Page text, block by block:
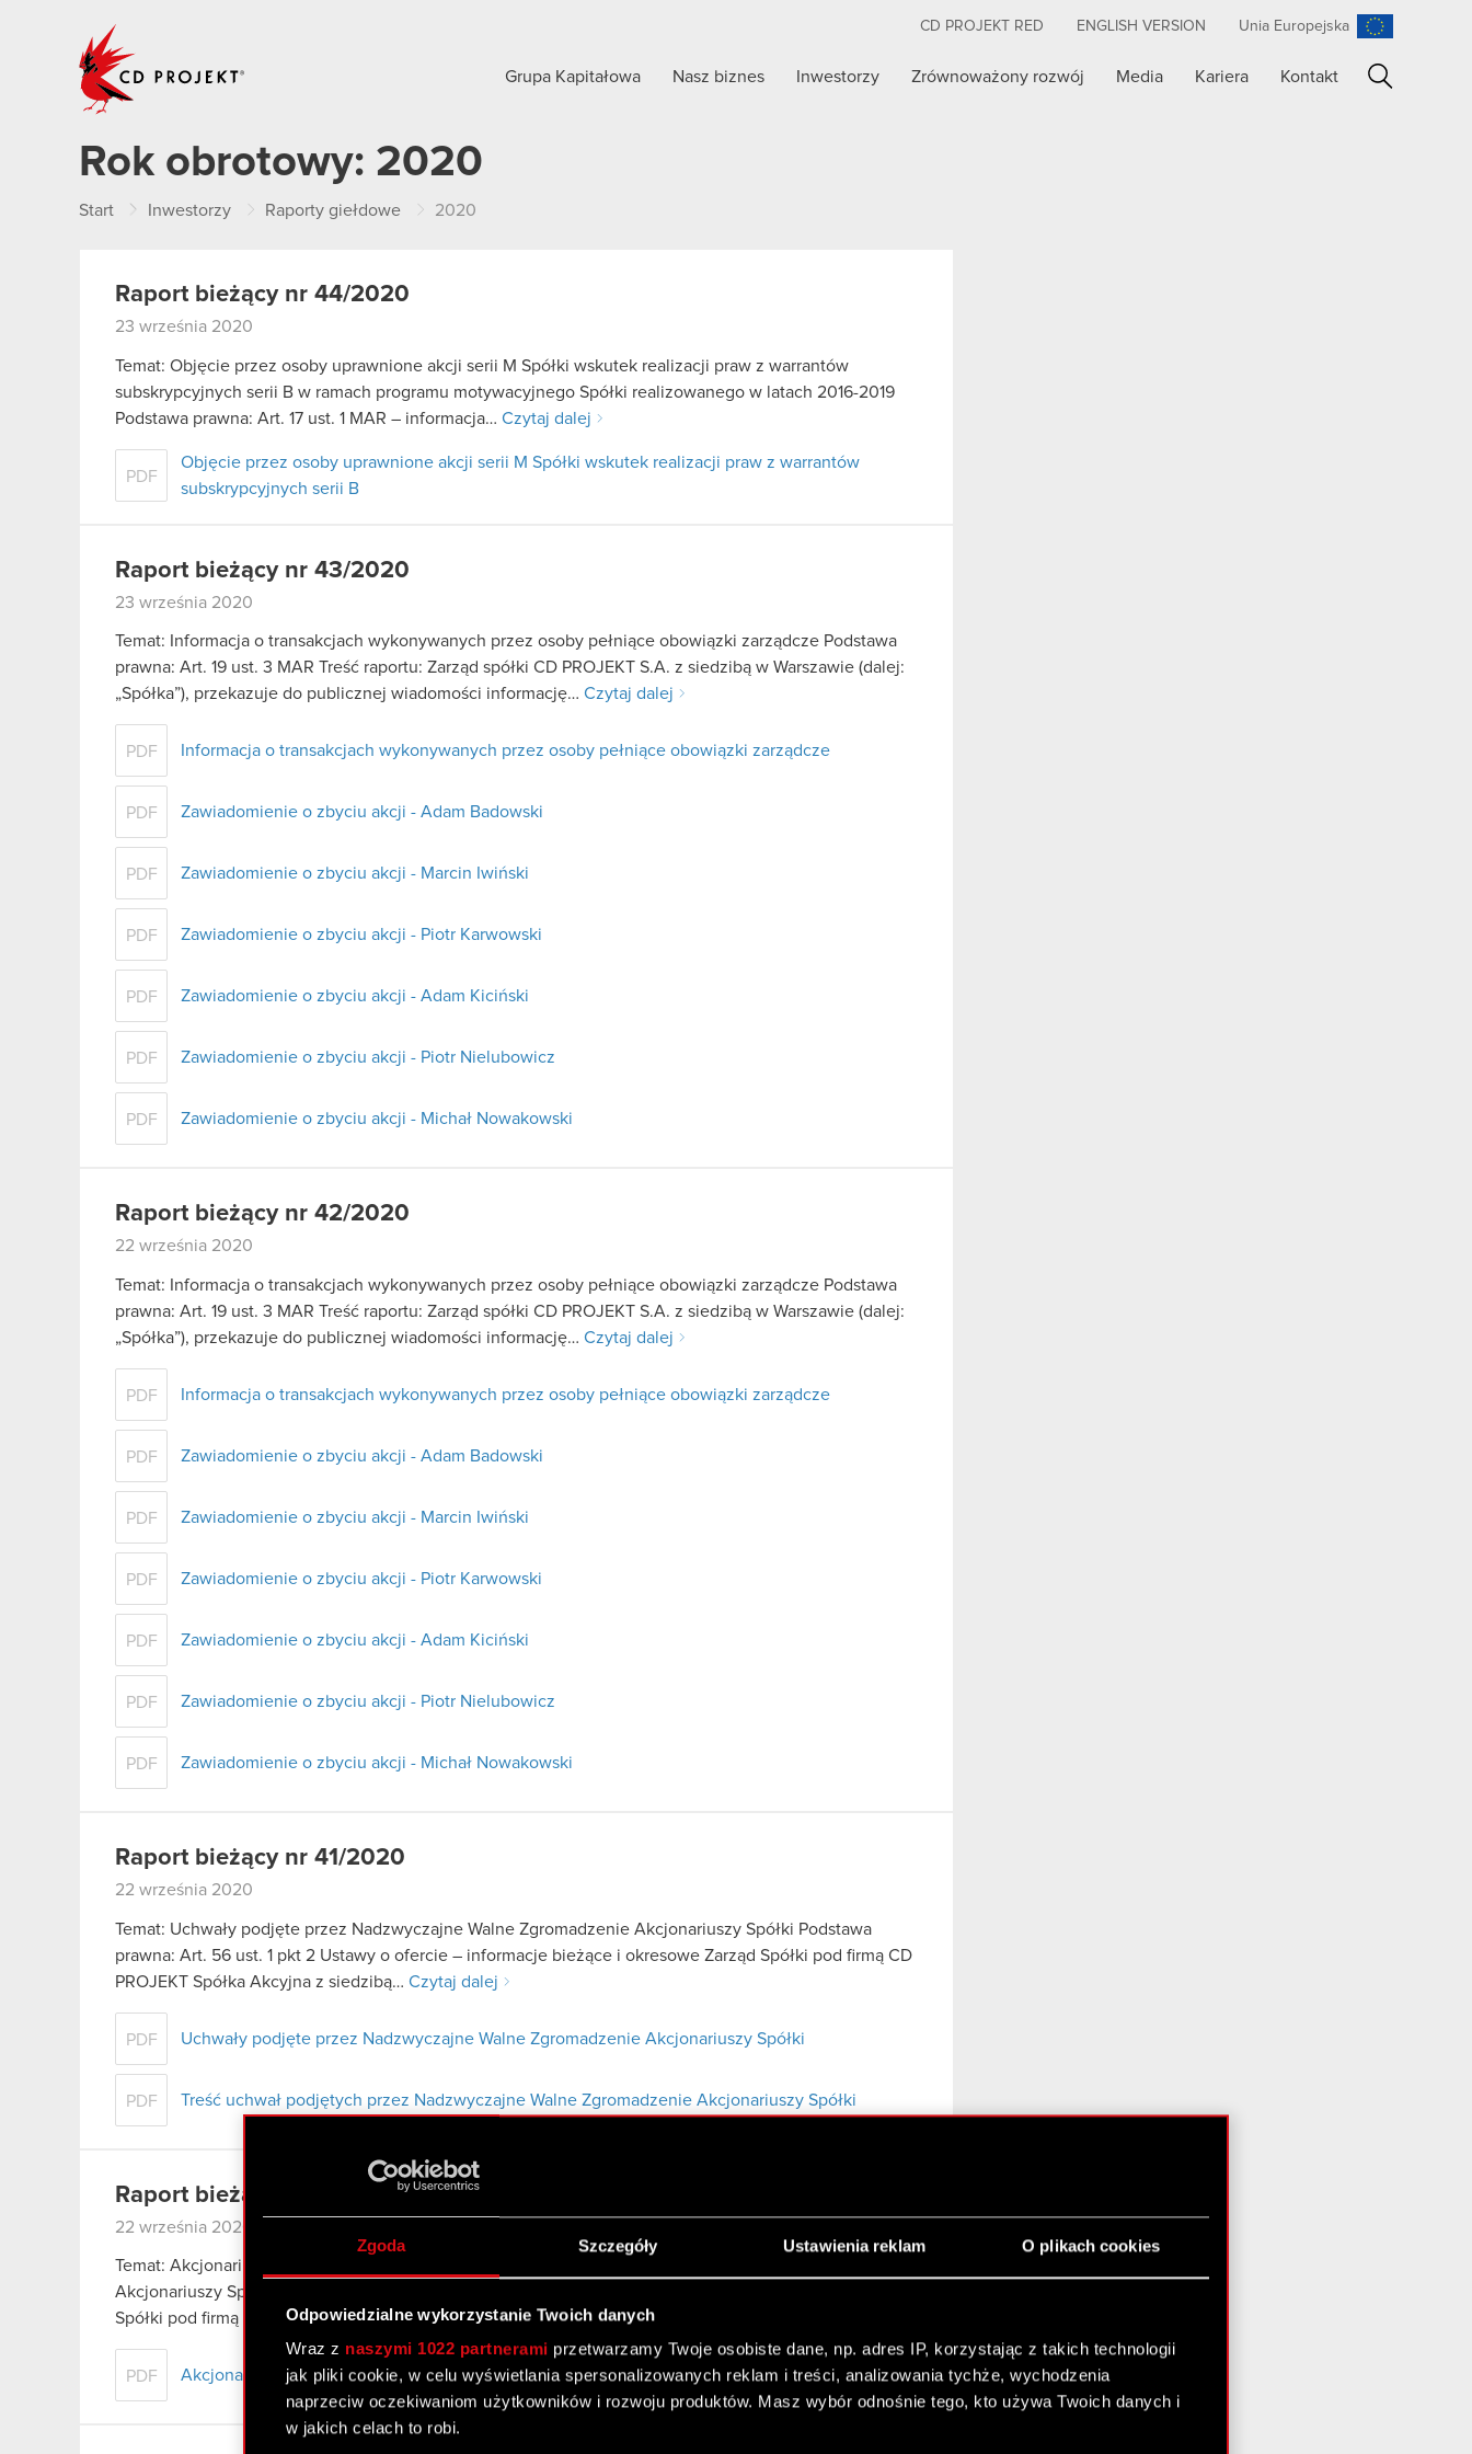
Zgoda Szczegóły Ustawienia reklam O plikach cookies
Odpowiedzialne wykorzystanie Twoich danych
Wraz z naszymi 1022 partnerami przetwarzamy Twoje osobiste dane, np. adres IP, korzystając z takich technologii
jak pliki cookie, w celu wyświetlania spersonalizowanych reklam i treści, analizowania tychże, wychodzenia
naprzeciw oczekiwaniom użytkowników i rozwoju produktów. Masz wybór odnośnie tego, kto używa Twoich danych i
w jakich celach to robi.
CD PROJEKT RED ENGLISH VERSION Unia Europejska
Grupa Kapitałowa Nasz biznes Inwestorzy Zrównoważony rozwój Media Kariera Kontakt
Rok obrotowy: 2020
Start Inwestorzy Raporty giełdowe 2020
Raport bieżący nr 44/2020
23 września 2020
Temat: Objęcie przez osoby uprawnione akcji serii M Spółki wskutek realizacji praw z warrantów
subskrypcyjnych serii B w ramach programu motywacyjnego Spółki realizowanego w latach 2016-2019
Podstawa prawna: Art. 17 ust. 1 MAR – informacja… Czytaj dalej
PDF
Objęcie przez osoby uprawnione akcji serii M Spółki wskutek realizacji praw z warrantów
subskrypcyjnych serii B
Raport bieżący nr 43/2020
23 września 2020
Temat: Informacja o transakcjach wykonywanych przez osoby pełniące obowiązki zarządcze Podstawa
prawna: Art. 19 ust. 3 MAR Treść raportu: Zarząd spółki CD PROJEKT S.A. z siedzibą w Warszawie (dalej:
„Spółka”), przekazuje do publicznej wiadomości informację… Czytaj dalej
PDF Informacja o transakcjach wykonywanych przez osoby pełniące obowiązki zarządcze
PDF Zawiadomienie o zbyciu akcji - Adam Badowski
PDF Zawiadomienie o zbyciu akcji - Marcin Iwiński
PDF Zawiadomienie o zbyciu akcji - Piotr Karwowski
PDF Zawiadomienie o zbyciu akcji - Adam Kiciński
PDF Zawiadomienie o zbyciu akcji - Piotr Nielubowicz
PDF Zawiadomienie o zbyciu akcji - Michał Nowakowski
Raport bieżący nr 42/2020
22 września 2020
Temat: Informacja o transakcjach wykonywanych przez osoby pełniące obowiązki zarządcze Podstawa
prawna: Art. 19 ust. 3 MAR Treść raportu: Zarząd spółki CD PROJEKT S.A. z siedzibą w Warszawie (dalej:
„Spółka”), przekazuje do publicznej wiadomości informację… Czytaj dalej
PDF Informacja o transakcjach wykonywanych przez osoby pełniące obowiązki zarządcze
PDF Zawiadomienie o zbyciu akcji - Adam Badowski
PDF Zawiadomienie o zbyciu akcji - Marcin Iwiński
PDF Zawiadomienie o zbyciu akcji - Piotr Karwowski
PDF Zawiadomienie o zbyciu akcji - Adam Kiciński
PDF Zawiadomienie o zbyciu akcji - Piotr Nielubowicz
PDF Zawiadomienie o zbyciu akcji - Michał Nowakowski
Raport bieżący nr 41/2020
22 września 2020
Temat: Uchwały podjęte przez Nadzwyczajne Walne Zgromadzenie Akcjonariuszy Spółki Podstawa
prawna: Art. 56 ust. 1 pkt 2 Ustawy o ofercie – informacje bieżące i okresowe Zarząd Spółki pod firmą CD
PROJEKT Spółka Akcyjna z siedzibą… Czytaj dalej
PDF Uchwały podjęte przez Nadzwyczajne Walne Zgromadzenie Akcjonariuszy Spółki
PDF Treść uchwał podjętych przez Nadzwyczajne Walne Zgromadzenie Akcjonariuszy Spółki
Raport bieżący nr 40/2020
22 września 2020
Temat: Akcjonariusze posiadający co najmniej 5% głosów na Nadzwyczajnym Walnym Zgromadzeniu
Akcjonariuszy Spółki. Podstawa prawna: 70 pkt 3 Ustawy o ofercie – NWZA lista powyżej 5 % Zarząd
Spółki pod firmą CD PROJEKT Spółka Akcyjna…Czytaj dalej
PDF Akcjonariusze powyżej 5% głosów na Nadzwyczajnym Walnym Zgromadzeniu Akcjonariuszy